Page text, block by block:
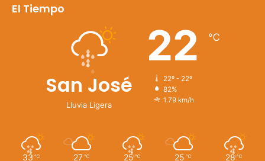
El Tiempo
San José
Lluvia Ligera
22 ℃
22º - 22º
82%
1.79 km/h
33 ℃ 27 ℃ 25 ℃ 25 ℃ 28 ℃